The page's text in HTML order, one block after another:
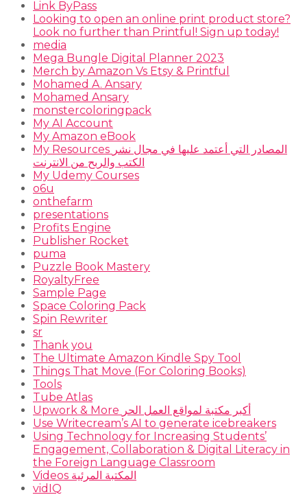
Link ByPass
Looking to open an online print product store?
Look no further than Printful! Sign up today!
media
Mega Bungle Digital Planner 2023
Merch by Amazon Vs Etsy & Printful
Mohamed A. Ansary
Mohamed Ansary
monstercoloringpack
My AI Account
My Amazon eBook
My Resources المصادر التي أعتمد عليها في مجال نشر
الكتب والربح من الانترنت
My Udemy Courses
o6u
onthefarm
presentations
Profits Engine
Publisher Rocket
puma
Puzzle Book Mastery
RoyaltyFree
Sample Page
Space Coloring Pack
Spin Rewriter
sr
Thank you
The Ultimate Amazon Kindle Spy Tool
Things That Move (For Coloring Books)
Tools
Tube Atlas
Upwork & More أكبر مكتبة لمواقع العمل الحر
Use Writecream’s AI to generate icebreakers
Using Technology for Increasing Students’
Engagement, Collaboration & Digital Literacy in
the Foreign Language Classroom
Videos المكتبة المرئية
vidIQ